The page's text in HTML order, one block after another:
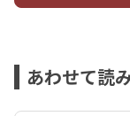
あわせて読